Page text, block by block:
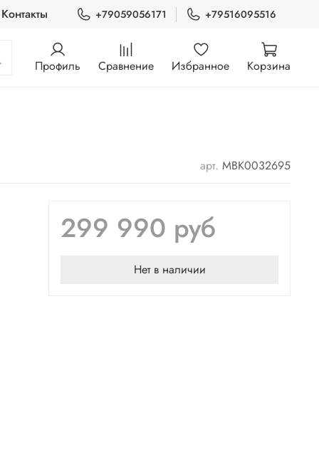
Контакты +79059056171 +79516095516
Профиль Сравнение Избранное Корзина
арт. MBK0032695
299 990 руб
Нет в наличии